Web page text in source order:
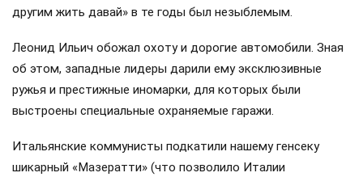
другим жить давай» в те годы был незыблемым.
Леонид Ильич обожал охоту и дорогие автомобили. Зная
об этом, западные лидеры дарили ему эксклюзивные
ружья и престижные иномарки, для которых были
выстроены специальные охраняемые гаражи.
Итальянские коммунисты подкатили нашему генсеку
шикарный «Мазератти» (что позволило Италии